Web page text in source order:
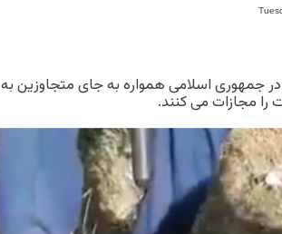
جمهوری اسلامی همواره به جای متجاوزین به
را مجازات می کنند.